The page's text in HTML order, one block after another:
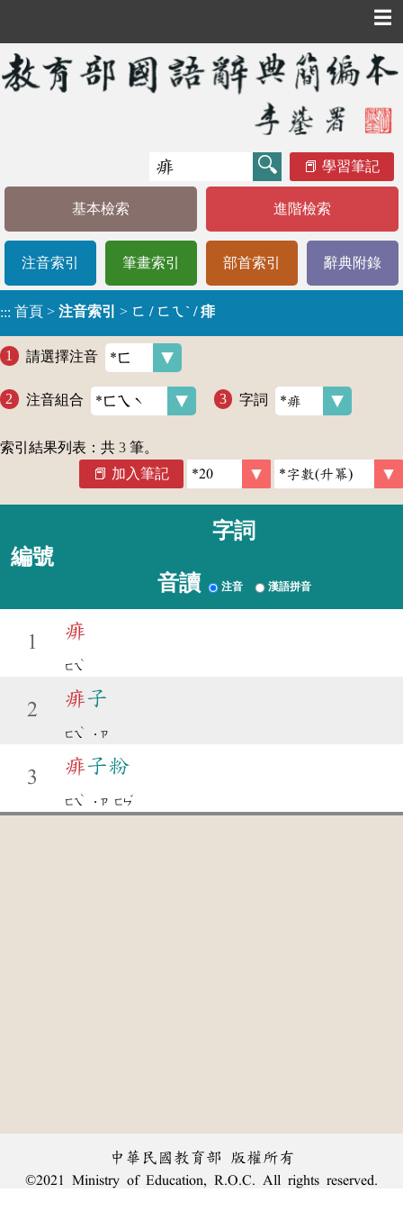
☰
學習筆記
基本檢索 進階檢索
注音索引 筆畫索引 部首索引 辭典附錄
::: 首頁 > 注音索引 > ㄈ / ㄈㄟˋ / 痱
請選擇注音
注音組合 字詞
索引結果列表：共 3 筆。
加入筆記
編號
字詞
音讀 注音 漢語拼音
1
痱
ㄈㄟ
ˋ
2
痱子
ㄈㄟ
ˋ
˙ㄗ
3
痱子粉
ㄈㄟ
ˋ
˙ㄗ ㄈㄣ
ˇ
中華民國教育部 版權所有
©2021 Ministry of Education, R.O.C. All rights reserved.